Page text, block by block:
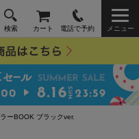
検索 カート 電話で予約 メニュー
ーBOOK ブラックver.